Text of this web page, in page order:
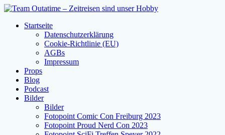
Zum
springenStartseite
Datenschutzerklärung
Cookie-Richtlinie (EU)
AGBs
Impressum
Props
Blog
Podcast
Bilder
Bilder
Fotopoint Comic Con Freiburg 2023
Fotopoint Proud Nerd Con 2023